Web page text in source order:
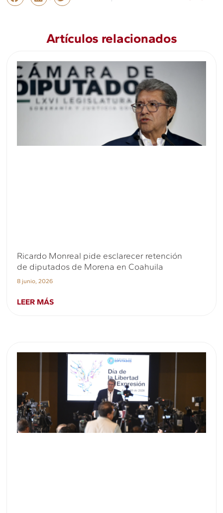
Artículos relacionados
Ricardo Monreal pide esclarecer retención
de diputados de Morena en Coahuila
8 junio, 2026
LEER MÁS